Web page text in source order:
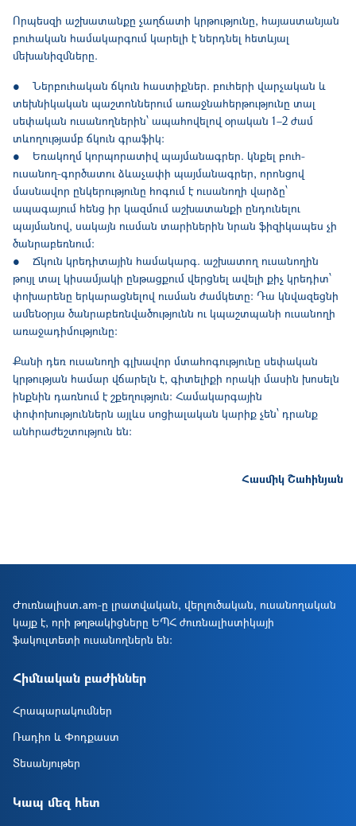
Որպեսզի աշխատանքը չաղճատի կրթությունը, հայաստանյան
բուհական համակարգում կարելի է ներդնել հետևյալ
մեխանիզմները.
● Ներբուհական ճկուն հաստիքներ. բուհերի վարչական և
տեխնիկական պաշտոններում առաջնահերթությունը տալ
սեփական ուսանողներին՝ ապահովելով օրական 1–2 ժամ
տևողությամբ ճկուն գրաֆիկ:
● Եռակողմ կորպորատիվ պայմանագրեր. կնքել բուհ-
ուսանող-գործատու ձևաչափի պայմանագրեր, որոնցով
մասնավոր ընկերությունը հոգում է ուսանողի վարձը՝
ապագայում հենց իր կազմում աշխատանքի ընդունելու
պայմանով, սակայն ուսման տարիներին նրան ֆիզիկապես չի
ծանրաբեռնում:
● Ճկուն կրեդիտային համակարգ. աշխատող ուսանողին
թույլ տալ կիսամյակի ընթացքում վերցնել ավելի քիչ կրեդիտ՝
փոխարենը երկարացնելով ուսման ժամկետը: Դա կնվազեցնի
ամենօրյա ծանրաբեռնվածությունն ու կպաշտպանի ուսանողի
առաջադիմությունը:
Քանի դեռ ուսանողի գլխավոր մտահոգությունը սեփական
կրթության համար վճարելն է, գիտելիքի որակի մասին խոսելն
ինքնին դառնում է շքեղություն: Համակարգային
փոփոխություններն այլևս սոցիալական կարիք չեն՝ դրանք
անհրաժեշտություն են:
Հասմիկ Շահինյան
Ժուռնալիստ․am-ը լրատվական, վերլուծական, ուսանողական
կայք է, որի թղթակիցները ԵՊՀ ժուռնալիստիկայի
ֆակուլտետի ուսանողներն են։
Հիմնական բաժիններ
Հրապարակումներ
Ռադիո և Փոդքաստ
Տեսանյութեր
Կապ մեզ հետ